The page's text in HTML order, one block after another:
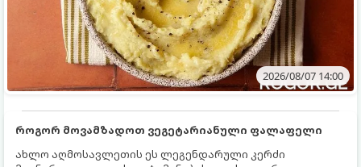
2026/08/07 14:00
როგორ მოვამზადოთ ვეგეტარიანული ფალაფელი
ახლო აღმოსავლეთის ეს ლეგენდარული კერძი